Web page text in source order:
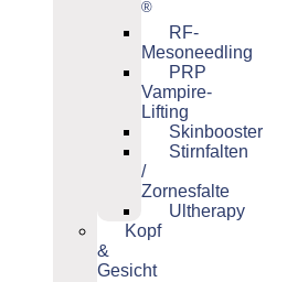
®
RF-
Mesoneedling
PRP
Vampire-
Lifting
Skinbooster
Stirnfalten
/
Zornesfalte
Ultherapy
Kopf
&
Gesicht